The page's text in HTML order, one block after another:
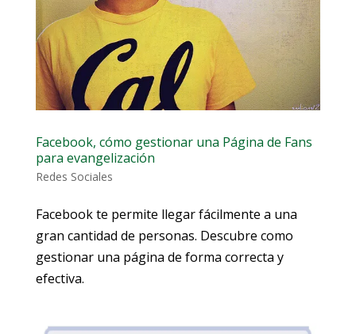
Facebook, cómo gestionar una Página de Fans
para evangelización
Redes Sociales
Facebook te permite llegar fácilmente a una
gran cantidad de personas. Descubre como
gestionar una página de forma correcta y
efectiva.